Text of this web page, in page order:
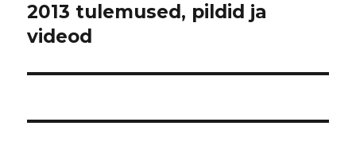
postitus:
2013 tulemused, pildid ja
videod